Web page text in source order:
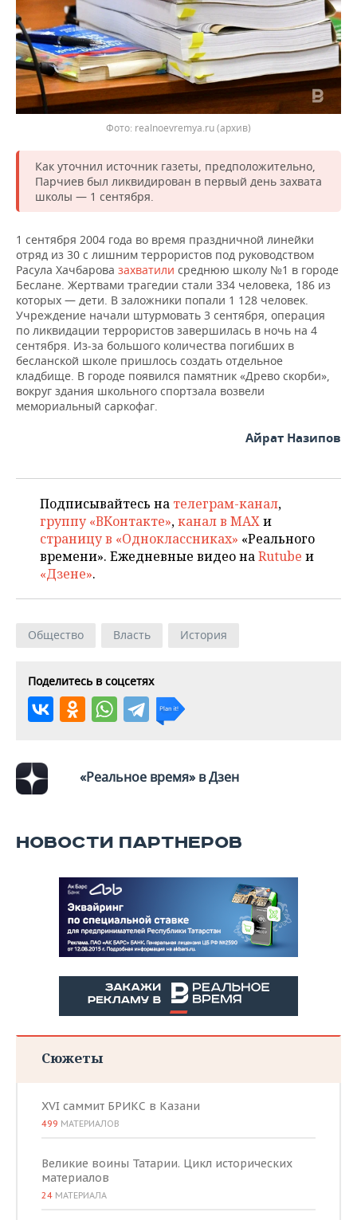
realnoevremya.ru (архив)
Как уточнил источник газеты, предположительно,
Парчиев был ликвидирован в первый день захвата
школы — 1 сентября.
1 сентября 2004 года во время праздничной линейки
отряд из 30 с лишним террористов под руководством
Расула Хачбарова захватили среднюю школу №1 в городе
Беслане. Жертвами трагедии стали 334 человека, 186 из
которых — дети. В заложники попали 1 128 человек.
Учреждение начали штурмовать 3 сентября, операция
по ликвидации террористов завершилась в ночь на 4
сентября. Из-за большого количества погибших в
бесланской школе пришлось создать отдельное
кладбище. В городе появился памятник «Древо скорби»,
вокруг здания школьного спортзала возвели
мемориальный саркофаг.
Айрат Назипов
Подписывайтесь на телеграм-канал,
группу «ВКонтакте»,канал в MAXи
страницу в «Одноклассниках» «Реального
времени». Ежедневные видео наRutube и
«Дзене».
Общество Власть История
Поделитесь в соцсетях
«Реальное время» в Дзен
НОВОСТИ ПАРТНЕРОВ
Сюжеты
XVI саммит БРИКС в Казани
499 МАТЕРИАЛОВ
Великие воины Татарии. Цикл исторических
материалов
24 МАТЕРИАЛА